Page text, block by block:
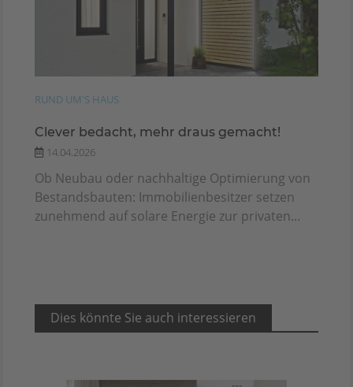
RUND UM'S HAUS
Clever bedacht, mehr draus gemacht!
14.04.2026
Ob Neubau oder nachhaltige Optimierung von
Bestandsbauten: Immobilienbesitzer setzen
zunehmend auf solare Energie zur privaten...
Dies könnte Sie auch interessieren